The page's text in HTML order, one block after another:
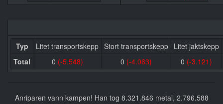
Typ Litet transportskepp Stort transportskepp Litet jaktskepp
Total
0 (-5.548) 0 (-4.063) 0 (-3.121)
Anriparen vann kampen! Han tog 8.321.846 metal, 2.796.588